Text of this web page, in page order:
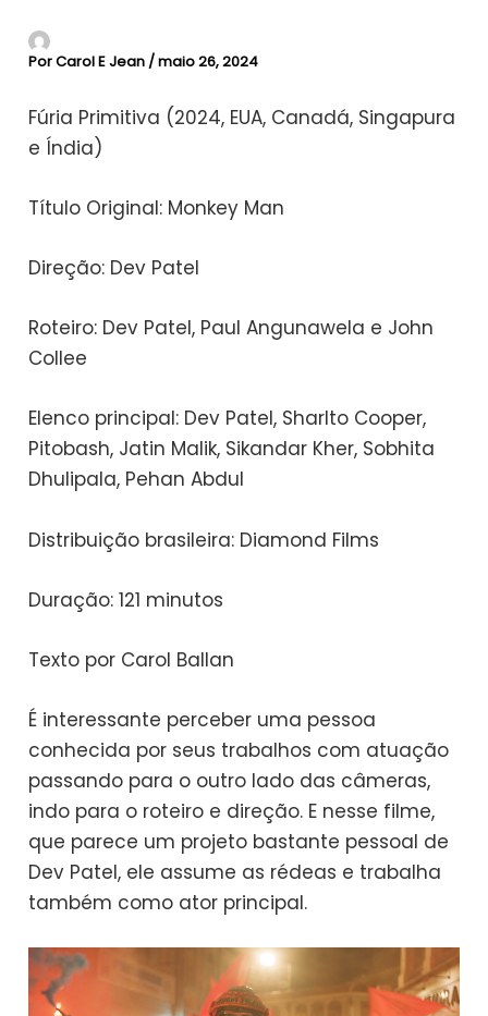
PorCarol E Jean /maio 26, 2024
Fúria Primitiva (2024, EUA, Canadá, Singapura
e Índia)
Título Original: Monkey Man
Direção: Dev Patel
Roteiro: Dev Patel, Paul Angunawela e John
Collee
Elenco principal: Dev Patel, Sharlto Cooper,
Pitobash, Jatin Malik, Sikandar Kher, Sobhita
Dhulipala, Pehan Abdul
Distribuição brasileira: Diamond Films
Duração: 121 minutos
Texto por Carol Ballan
É interessante perceber uma pessoa
conhecida por seus trabalhos com atuação
passando para o outro lado das câmeras,
indo para o roteiro e direção. E nesse filme,
que parece um projeto bastante pessoal de
Dev Patel, ele assume as rédeas e trabalha
também como ator principal.